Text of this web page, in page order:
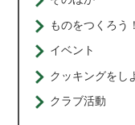
ものをつくろう！
イベント
クッキングをし
クラブ活動